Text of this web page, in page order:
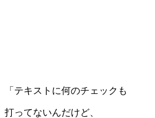
「テキストに何のチェックも
打ってないんだけど、